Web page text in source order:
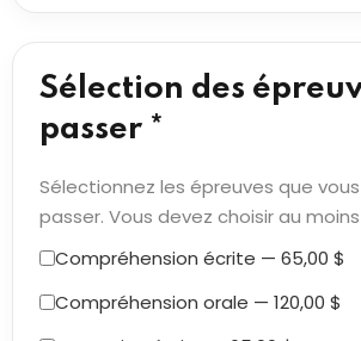
Sélection des
passer *
Sélectionnez les épreuves que
passer. Vous devez choisir au
Compréhension écrite — 65,00 $
Compréhension orale — 120,00 $